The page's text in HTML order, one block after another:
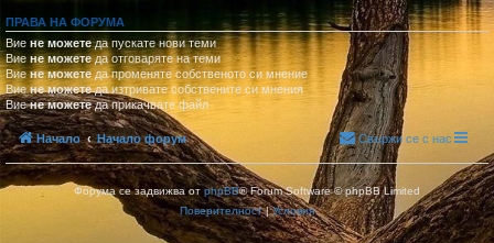
ПРАВА НА ФОРУМА
Вие не можетеда пускате нови теми
Виене можетеда отговаряте на теми
Виене можетеда променяте собственото си мнение
Виене можетеда изтривате собствените си мнения
Виене можетеда прикачвате файл
Начало Начало форум Свържи се с нас
Форума се задвижва от phpBB® Forum Software © phpBB Limited
Поверителност|Условия